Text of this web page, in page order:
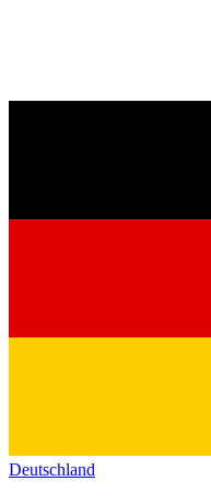
Deutschland